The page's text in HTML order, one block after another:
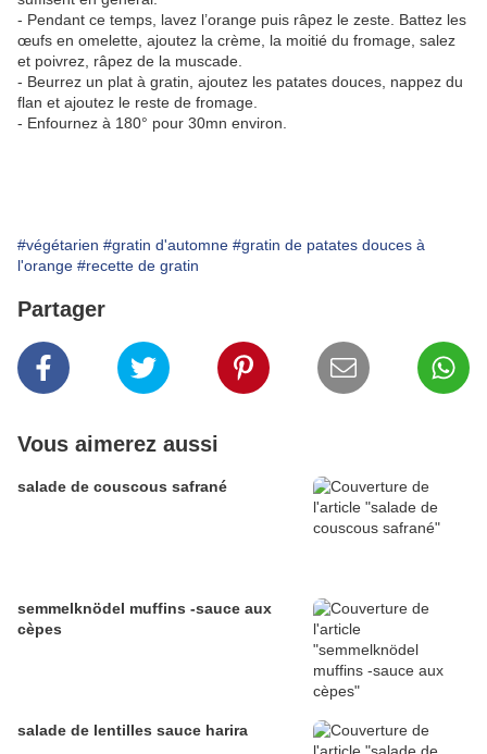
- Pendant ce temps, lavez l’orange puis râpez le zeste. Battez les
œufs en omelette, ajoutez la crème, la moitié du fromage, salez
et poivrez, râpez de la muscade.
- Beurrez un plat à gratin, ajoutez les patates douces, nappez du
flan et ajoutez le reste de fromage.
- Enfournez à 180° pour 30mn environ.
#végétarien #gratin d'automne #gratin de patates douces à
l'orange #recette de gratin
Partager
Vous aimerez aussi
salade de couscous safrané
semmelknödel muffins -sauce aux
cèpes
salade de lentilles sauce harira